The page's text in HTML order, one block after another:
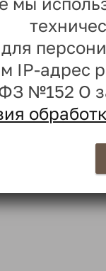
для
IP-адрес
№152 О